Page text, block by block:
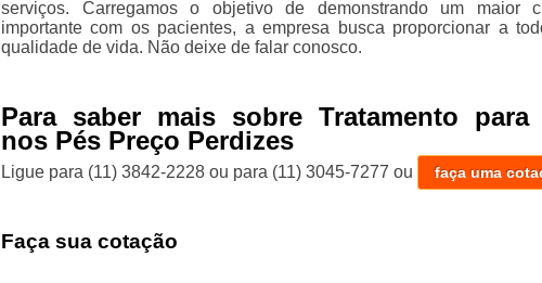
serviços. Carregamos o objetivo de demonstrando um maior
importante com os pacientes, a empresa busca proporcionar a
qualidade de vida. Não deixe de falar conosco.
Para saber mais sobre Tratamento para
nos Pés Preço Perdizes
Ligue para (11) 3842-2228 ou para (11) 3045-7277 ou faça uma
Faça sua cotação